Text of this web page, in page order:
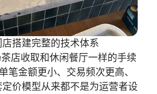
搭建完整的技术体系
店收取和休闲餐厅一样的手续
金额更小、交易频次更高、
价模型从来都不是为运营者设